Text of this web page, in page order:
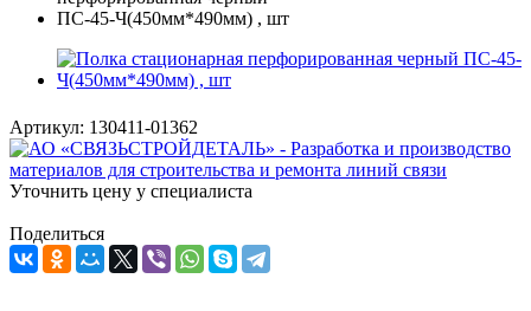
Артикул: 130411-01362
Уточнить цену у специалиста
Поделиться